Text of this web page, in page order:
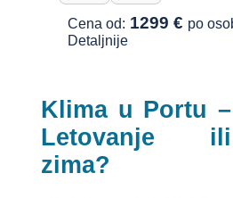
Cena od: 1299 € po
Detaljnije
Klima u Portu –
Letovanje ili
zima?